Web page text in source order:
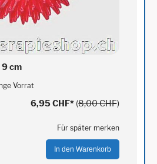
9 cm
Vorrat
6,95 CHF* (8,00 CHF)
Für später merken
In den Warenkorb